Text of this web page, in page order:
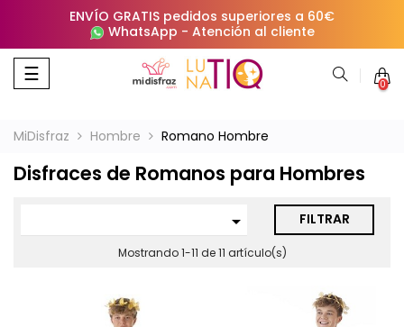
ENVÍO GRATIS pedidos superiores a 60€
WhatsApp - Atención al cliente
Navegación
de
☰ 0
MiDisfraz Hombre Romano Hombre
Disfraces de Romanos para Hombres
 FILTRAR
Mostrando 1-11 de 11 artículo(s)